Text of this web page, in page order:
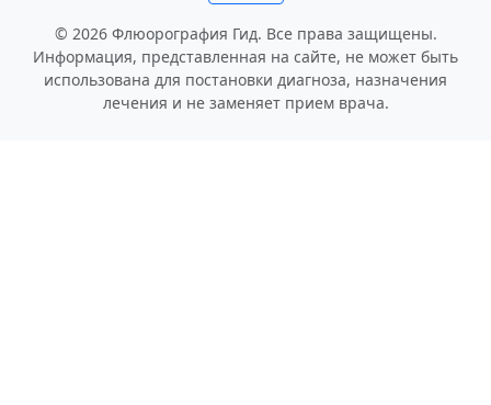
© 2026 Флюорография Гид. Все права защищены.
Информация, представленная на сайте, не может быть
использована для постановки диагноза, назначения
лечения и не заменяет прием врача.